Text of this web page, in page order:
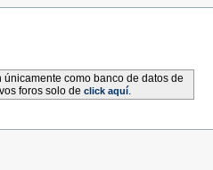
como banco de datos de
foros solo de click aquí.